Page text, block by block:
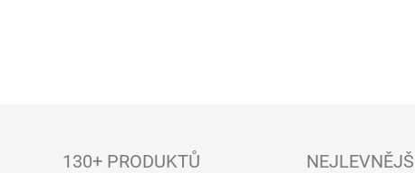
130+ PRODUKTŮ